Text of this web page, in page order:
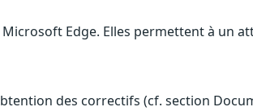
Edge. Elles permettent à un
des correctifs (cf. section